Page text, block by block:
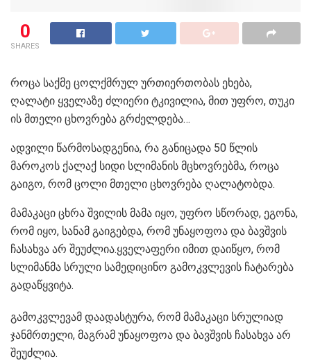
0
SHARES
როცა საქმე ცოლქმრულ ურთიერთობას ეხება,
ღალატი ყველაზე ძლიერი ტკივილია, მით უფრო, თუკი
ის მთელი ცხოვრება გრძელდება…
ადვილი წარმოსადგენია, რა განიცადა 50 წლის
მაროკოს ქალაქ სიდი სლიმანის მცხოვრებმა, როცა
გაიგო, რომ ცოლი მთელი ცხოვრება ღალატობდა.
მამაკაცი ცხრა შვილის მამა იყო, უფრო სწორად, ეგონა,
რომ იყო, სანამ გაიგებდა, რომ უნაყოფოა და ბავშვის
ჩასახვა არ შეუძლია.ყველაფერი იმით დაიწყო, რომ
სლიმანმა სრული სამედიცინო გამოკვლევის ჩატარება
გადაწყვიტა.
გამოკვლევამ დაადასტურა, რომ მამაკაცი სრულიად
ჯანმრთელი, მაგრამ უნაყოფოა და ბავშვის ჩასახვა არ
შეუძლია.